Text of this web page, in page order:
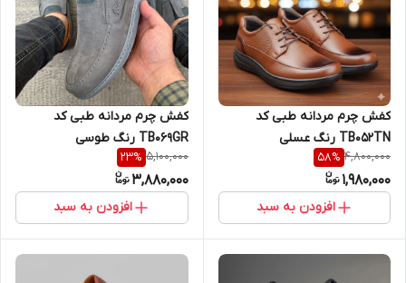
کفش چرم مردانه طبی کد
TB052TN رنگ عسلی
4,800,000
58%
1,980,000
افزودن به سبد
کفش چرم مردانه طبی کد
TB069GR رنگ طوسی
5,100,000
23%
3,880,000
افزودن به سبد